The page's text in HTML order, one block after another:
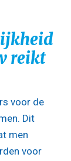
reikt
voor de
Dit
men
voor